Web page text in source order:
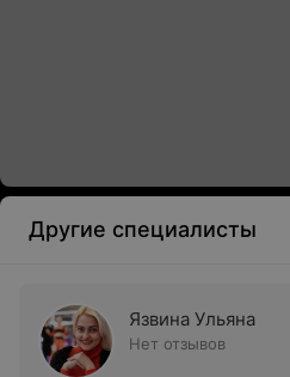
Другие специалисты
Язвина Ульяна
Нет отзывов